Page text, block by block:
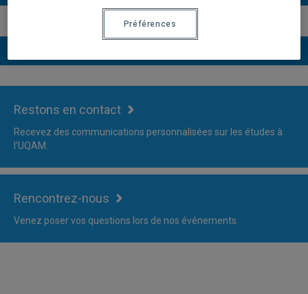
Restons en contact
Recevez des communications personnalisées sur les études à
l'UQAM.
Rencontrez-nous
Venez poser vos questions lors de nos événements.
Préférences